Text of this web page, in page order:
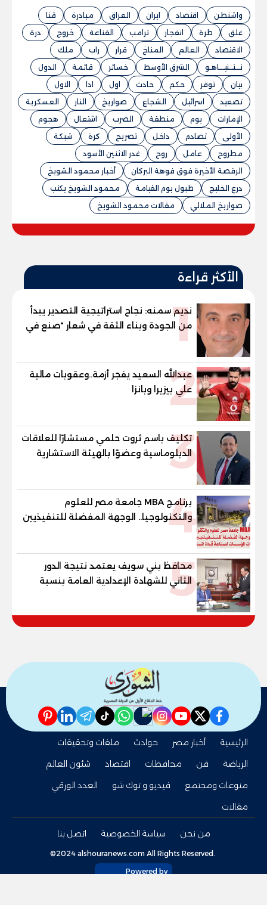
واشنطن اقتصاد ايران العراق مبادرة
قنا
غلق
طرة انفجار ترامب القناعة خروج
درة
الاقتصاد
العالم المناخ قرار راب
ملك
نـــتــنيـــاهـو
الشرق الأوسط خسائر قائمة
الدول
بيان
توفر حكم حادث اول ادا
الاول
تصعيد
اسرائيل الشجاع صواريخ النار
العسكرية
الإمارات
يوم منطقة الضرب اشتعال
هجوم
الأولى
تصادم داخل تصريح كرة
شبكة
مطروح
عامل روح
غدر الاثنين الأسود
الرقصة الأخيرة فوق فوهة البركان
أخبار محمود الشويخ
درع الخليج
طبول يوم القيامة
محمود الشويخ يكتب
صواريخ الملالي
مقالات محمود الشويخ
الأكثر قراءة
1
نديم سمنه: نجاح استراتيجية التصدير يبدأ
من الجودة وبناء الثقة في شعار "صنع في
مصر"
2
عبدالله السعيد يفجر أزمة..وعقوبات مالية
علي بيزيرا وبانزا
3
تكليف باسم ثروت حلمي مستشارًا للعلاقات
الدبلوماسية وعضوًا بالهيئة الاستشارية
العليا لمنظمة «جاد جمينت يوإن»
4
برنامج MBA جامعة مصر للعلوم
والتكنولوجيا.. الوجهة المفضلة للتنفيذيين
وقيادات المؤسسات لصناعة قادة
5
محافظ بني سويف يعتمد نتيجة الدور
الثاني للشهادة الإعدادية العامة بنسبة
والنور للمكفوفين
facebook
twitter
youtube
instagram
nabd
whatsapp
tiktok
telegram
linkedin
pinterest
الرئيسية أخبار مصر حوادث
ملفات وتحقيقات
الرياضة
فن محافظات اقتصاد
شئون العالم
منوعات ومجتمع
فيديو و توك شو
العدد الورقي
مقالات
من نحن سياسة الخصوصية اتصل بنا
©2024 alshouranews.com All Rights Reserved.
Powered by